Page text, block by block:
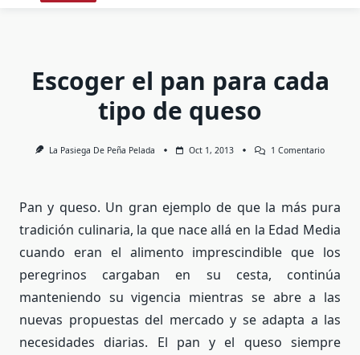
Escoger el pan para cada
tipo de queso
La Pasiega De Peña Pelada Oct 1, 2013 1 ComentarioEn
Cada
De
Queso
Pan y queso. Un gran ejemplo de que la más pura
tradición culinaria, la que nace allá en la Edad Media
cuando eran el alimento imprescindible que los
peregrinos cargaban en su cesta, continúa
manteniendo su vigencia mientras se abre a las
nuevas propuestas del mercado y se adapta a las
necesidades diarias. El pan y el queso siempre